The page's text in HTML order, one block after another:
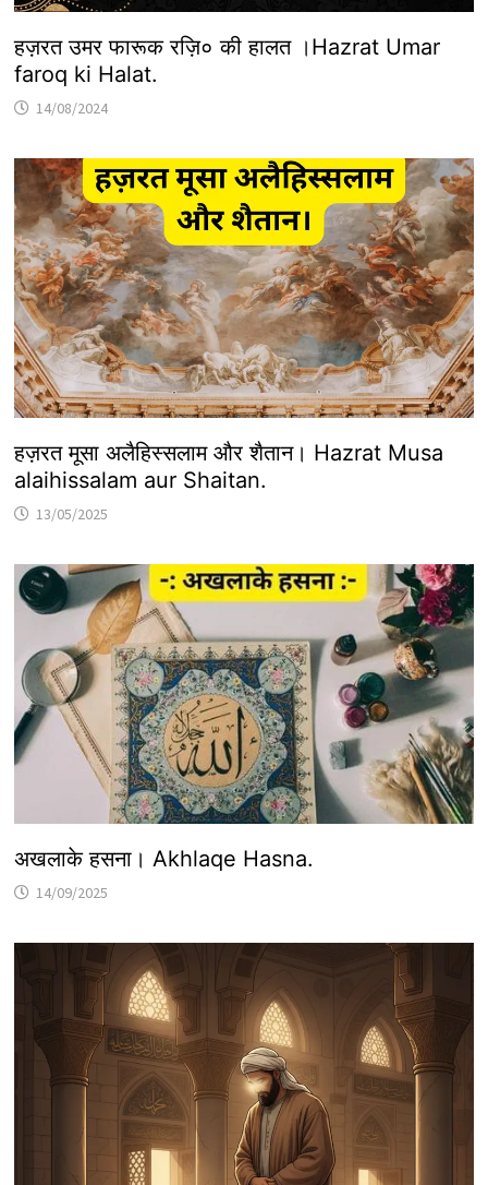
हज़रत उमर फारूक रज़ि० की हालत ।Hazrat Umar
faroq ki Halat.
14/08/2024
हज़रत मूसा अलैहिस्सलाम और शैतान। Hazrat Musa
alaihissalam aur Shaitan.
13/05/2025
अखलाके हसना। Akhlaqe Hasna.
14/09/2025